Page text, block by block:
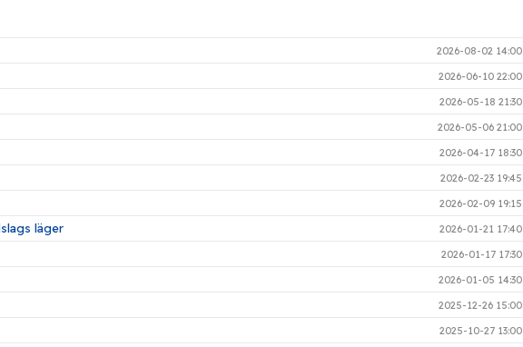
2026-08-02 14:00
2026-06-10 22:00
2026-05-18 21:30
2026-05-06 21:00
2026-04-17 18:30
2026-02-23 19:45
2026-02-09 19:15
läger 2026-01-21 17:40
2026-01-17 17:30
2026-01-05 14:30
2025-12-26 15:00
2025-10-27 13:00